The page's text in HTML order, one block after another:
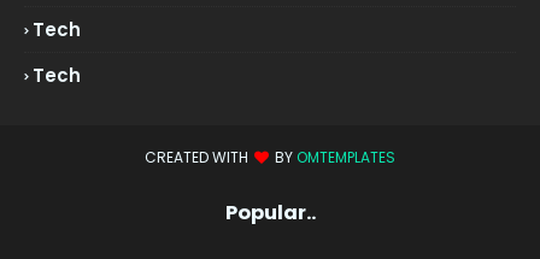
Tech
Tech
CREATED WITH BY OMTEMPLATES
Popular..